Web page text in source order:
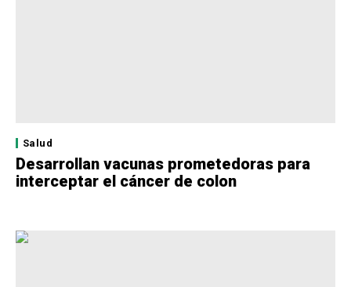
Salud
Desarrollan vacunas prometedoras para
interceptar el cáncer de colon